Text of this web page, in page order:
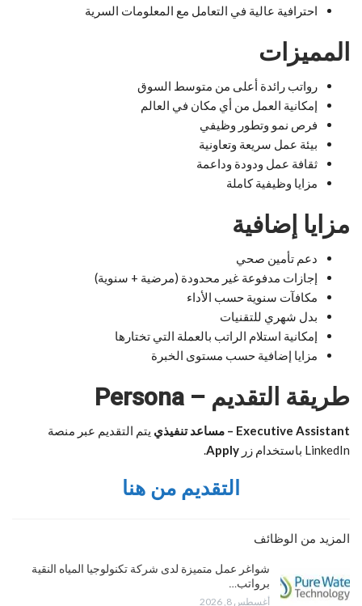
احترافية عالية في التعامل مع المعلومات السرية
المميزات
رواتب رائدة أعلى من متوسط السوق
إمكانية العمل من أي مكان في العالم
فرص نمو وتطور وظيفي
بيئة عمل سريعة وتعاونية
ثقافة عمل ودودة وداعمة
مزايا وظيفية كاملة
مزايا إضافية
دعم تأمين صحي
إجازات مدفوعة غير محدودة (مرضية + سنوية)
مكافآت سنوية حسب الأداء
بدل شهري للتقنيات
إمكانية استلام الراتب بالعملة التي تختارها
مزايا إضافية حسب مستوى الخبرة
طريقة التقديم – Persona
Executive Assistant – مساعد تنفيذي
يتم التقديم عبر منصة
LinkedIn باستخدام زر
Apply
.
التقديم من هنا
المزيد من الوظائف
شواغر عمل متميزة لدى شركة تكنولوجيا المياه النقية
برواتب…
أغسطس 8, 2026